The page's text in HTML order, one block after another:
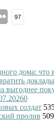
97
дома: что
выгоднее
0
солдат
пролив